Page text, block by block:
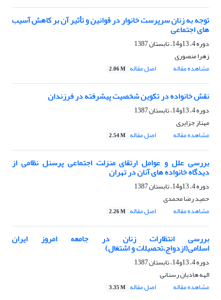
توجه به زنان سرپرست خانوار در قوانین و تأثیر آن بر کاهش آسیب
های اجتماعی
دوره 4، 13و14، تابستان 1387
زهرا منصوری
مشاهده مقاله
اصل مقاله 2.06 M
نقش خانواده در تکوین شخصیت پیشرفته در فرزندان
دوره 4، 13و14، تابستان 1387
مهناز جزایری
مشاهده مقاله
اصل مقاله 2.54 M
بررسی علل و عوامل ارتقای منزلت اجتماعی پرسنل نظامی از
دیدگاه خانواده های آنان در تهران
دوره 4، 13و14، تابستان 1387
حمید رضا محمدی
مشاهده مقاله
اصل مقاله 2.26 M
بررسی انتظارات زنان در جامعه امروز ایران
اسلامی(ازدواج،تحصیلات و اشتغال)
دوره 4، 13و14، تابستان 1387
الهه هادیان رسنانی
مشاهده مقاله
اصل مقاله 3.35 M